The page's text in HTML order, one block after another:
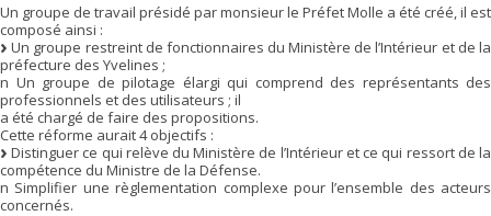
Un groupe de travail présidé par monsieur le Préfet Molle a été créé, il est
composé ainsi :
Un groupe restreint de fonctionnaires du Ministère de l’Intérieur et de la
préfecture des Yvelines ;
n Un groupe de pilotage élargi qui comprend des représentants des
professionnels et des utilisateurs ; il
a été chargé de faire des propositions.
Cette réforme aurait 4 objectifs :
Distinguer ce qui relève du Ministère de l’Intérieur et ce qui ressort de la
compétence du Ministre de la Défense.
n Simplifier une règlementation complexe pour l’ensemble des acteurs
concernés.